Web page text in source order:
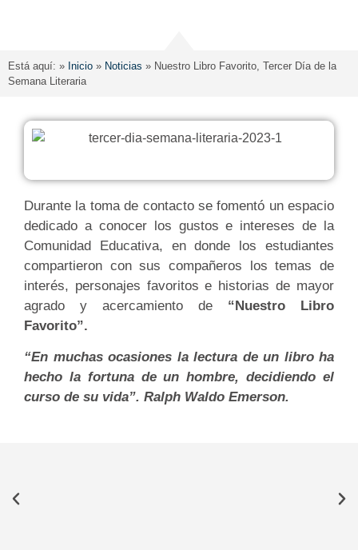
Está aquí: » Inicio » Noticias » Nuestro Libro Favorito, Tercer Día de la
Semana Literaria
Durante la toma de contacto se fomentó un espacio
dedicado a conocer los gustos e intereses de la
Comunidad Educativa, en donde los estudiantes
compartieron con sus compañeros los temas de
interés, personajes favoritos e historias de mayor
agrado y acercamiento de “Nuestro Libro
Favorito”.
“En muchas ocasiones la lectura de un libro ha
hecho la fortuna de un hombre, decidiendo el
curso de su vida”. Ralph Waldo Emerson.